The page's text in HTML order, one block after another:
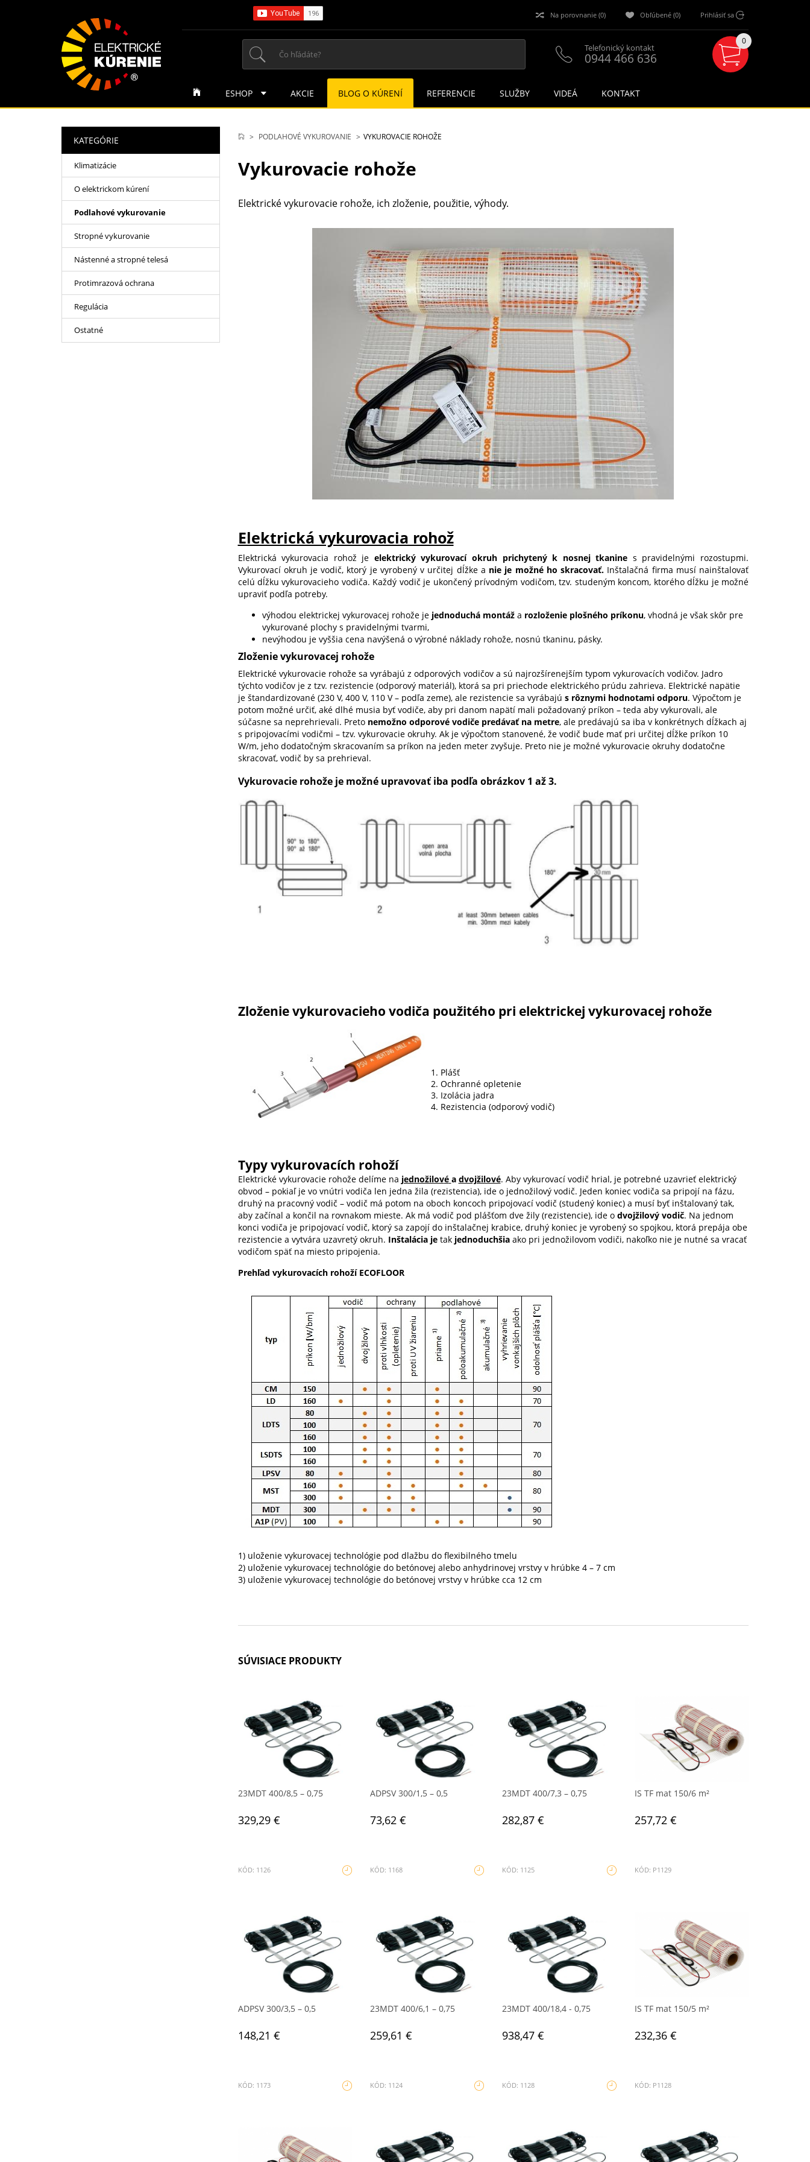
PODLAHOVÉ VYKUROVANIE VYKUROVACIE ROHOŽE
Vykurovacie rohože
Elektrické vykurovacie rohože, ich zloženie, použitie, výhody.
Elektrická vykurovacia rohož
Elektrická vykurovacia rohož je elektrický vykurovací okruh prichytený k nosnej tkanine s pravidelnými rozostupmi.
Vykurovací okruh je vodič, ktorý je vyrobený v určitej dĺžke a nie je možné ho skracovať. Inštalačná firma musí nainštalovať
celú dĺžku vykurovacieho vodiča. Každý vodič je ukončený prívodným vodičom, tzv. studeným koncom, ktorého dĺžku je možné
upraviť podľa potreby.
výhodou elektrickej vykurovacej rohože je jednoduchá montáža rozloženie plošného príkonu, vhodná je však skôr pre
vykurované plochy s pravidelnými tvarmi,
nevýhodou je vyššia cena navýšená o výrobné náklady rohože, nosnú tkaninu, pásky.
Zloženie vykurovacej rohože
Elektrické vykurovacie rohože sa vyrábajú z odporových vodičov a sú najrozšírenejším typom vykurovacích vodičov. Jadro
týchto vodičov je z tzv. rezistencie (odporový materiál), ktorá sa pri priechode elektrického prúdu zahrieva. Elektrické napätie
je štandardizované (230 V, 400 V, 110 V – podľa zeme), ale rezistencie sa vyrábajú s rôznymi hodnotami odporu. Výpočtom je
potom možné určiť, aké dlhé musia byť vodiče, aby pri danom napätí mali požadovaný príkon – teda aby vykurovali, ale
súčasne sa neprehrievali. Preto nemožno odporové vodiče predávať na metre, ale predávajú sa iba v konkrétnych dĺžkach aj
s pripojovacími vodičmi – tzv. vykurovacie okruhy. Ak je výpočtom stanovené, že vodič bude mať pri určitej dĺžke príkon 10
W/m, jeho dodatočným skracovaním sa príkon na jeden meter zvyšuje. Preto nie je možné vykurovacie okruhy dodatočne
skracovať, vodič by sa prehrieval.
Vykurovacie rohože je možné upravovať iba podľa obrázkov 1 až 3.
Zloženie vykurovacieho vodiča použitého pri elektrickej vykurovacej rohože
1. Plášť
2. Ochranné opletenie
3. Izolácia jadra
4. Rezistencia (odporový vodič)
Typy vykurovacích rohoží
Elektrické vykurovacie rohože delíme na jednožilové a dvojžilové. Aby vykurovací vodič hrial, je potrebné uzavrieť elektrický
obvod – pokiaľ je vo vnútri vodiča len jedna žila (rezistencia), ide o jednožilový vodič. Jeden koniec vodiča sa pripojí na fázu,
druhý na pracovný vodič – vodič má potom na oboch koncoch pripojovací vodič (studený koniec) a musí byť inštalovaný tak,
aby začínal a končil na rovnakom mieste. Ak má vodič pod plášťom dve žily (rezistencie), ide o dvojžilový vodič. Na jednom
konci vodiča je pripojovací vodič, ktorý sa zapojí do inštalačnej krabice, druhý koniec je vyrobený so spojkou, ktorá prepája obe
rezistencie a vytvára uzavretý okruh. Inštalácia jetak jednoduchšia ako pri jednožilovom vodiči, nakoľko nie je nutné sa vracať
vodičom späť na miesto pripojenia.
Prehľad vykurovacích rohoží ECOFLOOR
1) uloženie vykurovacej technológie pod dlažbu do flexibilného tmelu
2) uloženie vykurovacej technológie do betónovej alebo anhydrinovej vrstvy v hrúbke 4 – 7 cm
3) uloženie vykurovacej technológie do betónovej vrstvy v hrúbke cca 12 cm
SÚVISIACE PRODUKTY
23MDT 400/8,5 – 0,75
329,29 €
KÓD: 1126
ADPSV 300/1,5 – 0,5
73,62 €
KÓD: 1168
23MDT 400/7,3 – 0,75
282,87 €
KÓD: 1125
IS TF mat 150/6 m²
257,72 €
KÓD: P1129
ADPSV 300/3,5 – 0,5
148,21 €
KÓD: 1173
23MDT 400/6,1 – 0,75
259,61 €
KÓD: 1124
23MDT 400/18,4 - 0,75
938,47 €
KÓD: 1128
IS TF mat 150/5 m²
232,36 €
KÓD: P1128
KATEGÓRIE
Klimatizácie
O elektrickom kúrení
Podlahové vykurovanie
Stropné vykurovanie
Nástenné a stropné telesá
Protimrazová ochrana
Regulácia
Ostatné
Na porovnanie (0) Obľúbené (0) Prihlásiť sa
Telefonický kontakt
0944 466 636
0
ESHOP AKCIE BLOG O KÚRENÍ REFERENCIE SLUŽBY VIDEÁ KONTAKT